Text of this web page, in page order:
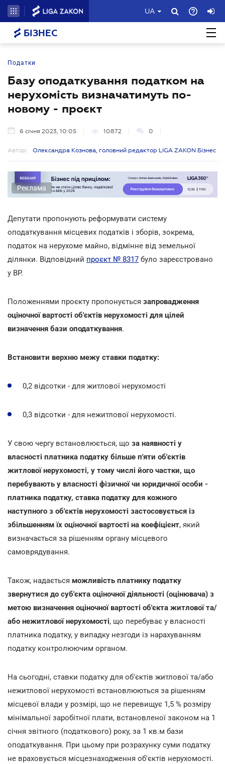
UA
БІЗНЕС
Податки
Базу оподаткування податком на
нерухомість визначатимуть по-
новому - проєкт
6 січня 2023, 10:05 10872 0
Автор: Олександра Кознова, головний редактор LIGA ZAKON Бізнес
Реклама
Депутати пропонують реформувати систему
оподаткування місцевих податків і зборів, зокрема,
податок на нерухоме майно, відмінне від земельної
ділянки. Відповідний проєкт № 8317 було зареєстровано
у ВР.
Положеннями проєкту пропонується запровадження
оціночної вартості об'єктів нерухомості для цілей
визначення бази оподаткування.
Встановити верхню межу ставки податку:
0,2 відсотки - для житлової нерухомості
0,3 відсотки - для нежитлової нерухомості.
У свою чергу встановлюється, що за наявності у
власності платника податку більше п'яти об'єктів
житлової нерухомості, у тому числі його частки, що
перебувають у власності фізичної чи юридичної особи -
платника податку, ставка податку для кожного
наступного з об'єктів нерухомості застосовується із
збільшенням їх оціночної вартості на коефіцієнт, який
визначається за рішенням органу місцевого
самоврядування.
Також, надається можливість платнику податку
звернутися до суб'єкта оціночної діяльності (оцінювача) з
метою визначення оціночної вартості об'єкта житлової та/
або нежитлової нерухомості, що перебуває у власності
платника податку, у випадку незгоди із нарахуванням
податку контролюючим органом.
На сьогодні, ставки податку для об'єктів житлової та/або
нежитлової нерухомості встановлюються за рішенням
місцевої влади у розмірі, що не перевищує 1,5 % розміру
мінімальної заробітної плати, встановленої законом на 1
січня звітного (податкового) року, за 1 кв.м бази
оподаткування. При цьому при розрахунку суми податку
не враховується місцезнаходження об'єктів нерухомості.